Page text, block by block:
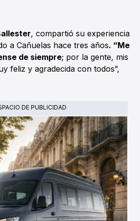
, compartió su experiencia
a Cañuelas hace tres años. “Me
de siempre; por la gente, mis
feliz y agradecida con todos”,
DE PUBLICIDAD